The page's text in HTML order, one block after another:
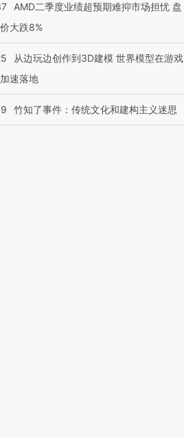
AMD二季度业绩超预期难抑市场担忧 盘
大跌8%
从边玩边创作到3D建模 世界模型在游戏
速落地
竹知了事件：传统文化和建构主义迷思